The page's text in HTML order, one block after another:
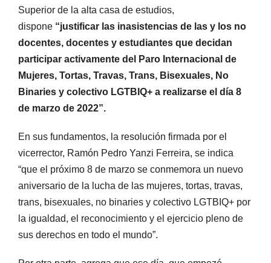
Superior de la alta casa de estudios,
dispone “justificar las inasistencias de las y los no
docentes, docentes y estudiantes que decidan
participar activamente del Paro Internacional de
Mujeres, Tortas, Travas, Trans, Bisexuales, No
Binaries y colectivo LGTBIQ+ a realizarse el día 8
de marzo de 2022”.
En sus fundamentos, la resolución firmada por el
vicerrector, Ramón Pedro Yanzi Ferreira, se indica
“que el próximo 8 de marzo se conmemora un nuevo
aniversario de la lucha de las mujeres, tortas, travas,
trans, bisexuales, no binaries y colectivo LGTBIQ+ por
la igualdad, el reconocimiento y el ejercicio pleno de
sus derechos en todo el mundo”.